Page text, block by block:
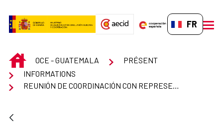
FR-FR
INICIOOCE - GUATEMALA
PRÉSENT
INFORMATIONS